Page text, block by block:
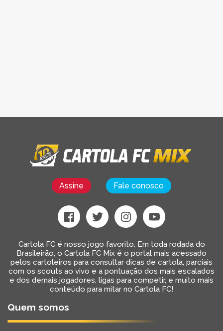
Assine Fale conosco
Cartola FC é nosso jogo favorito. Em toda rodada do
Brasileirão, o Cartola FC Mix é o portal mais acessado
pelos cartoleiros para consultar dicas de cartola, parciais
com os scouts ao vivo e a pontuação dos mais escalados
e dos demais jogadores, ligas para competir, e muito mais
conteúdo para mitar no Cartola FC!
Quem somos